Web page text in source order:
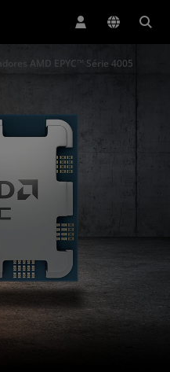
AMD EPYC™ Série 4005